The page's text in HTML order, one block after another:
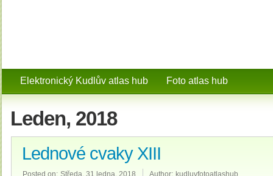
Elektronický Kudlův atlas hub Foto atlas hub
Leden, 2018
Lednové cvaky XIII
Posted on: Středa, 31 ledna, 2018 Author: kudluvfotoatlashub